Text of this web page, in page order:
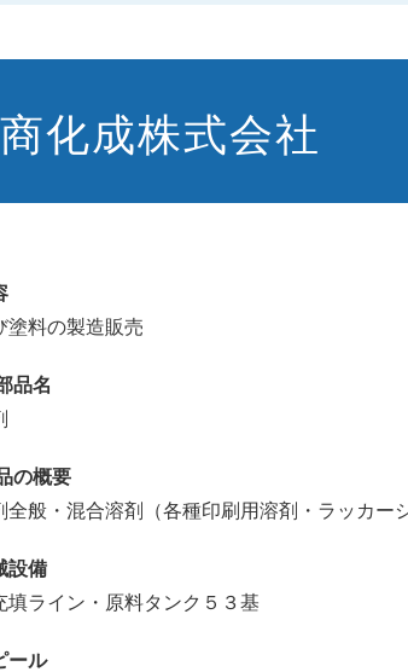
化成株式会社
塗料の製造販売
品名
の概要
全般・混合溶剤（各種印刷用溶剤・ラッカー
設備
填ライン・原料タンク５３基
ール